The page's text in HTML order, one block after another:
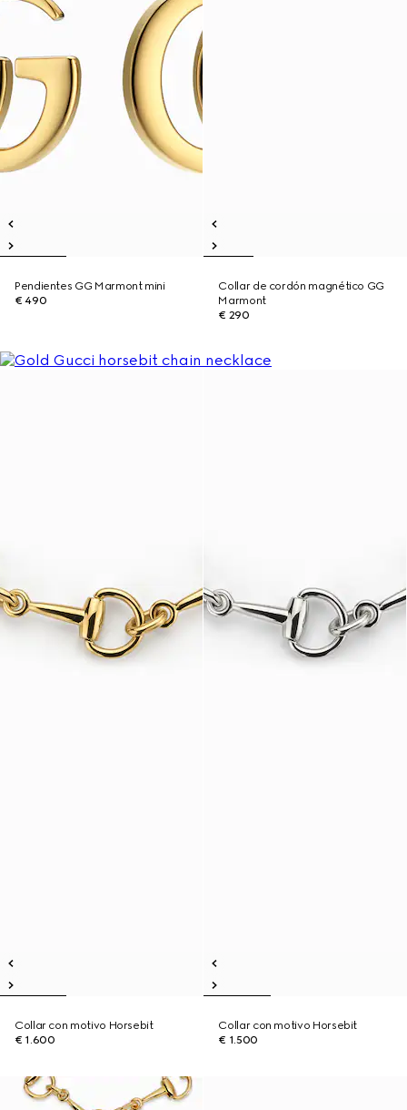
Pendientes GG Marmont mini
€ 490
Collar de cordón magnético GG
Marmont
€ 290
Collar con motivo Horsebit
€ 1.600
Collar con motivo Horsebit
€ 1.500